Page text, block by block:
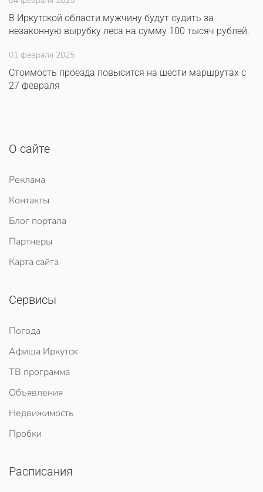
В Иркутской области мужчину будут судить за
незаконную вырубку леса на сумму 100 тысяч рублей.
01 февраля 2025
Стоимость проезда повысится на шести маршрутах с
27 февраля
О сайте
Реклама
Контакты
Блог портала
Партнеры
Карта сайта
Сервисы
Погода
Афиша Иркутск
ТВ программа
Объявления
Недвижимость
Пробки
Расписания